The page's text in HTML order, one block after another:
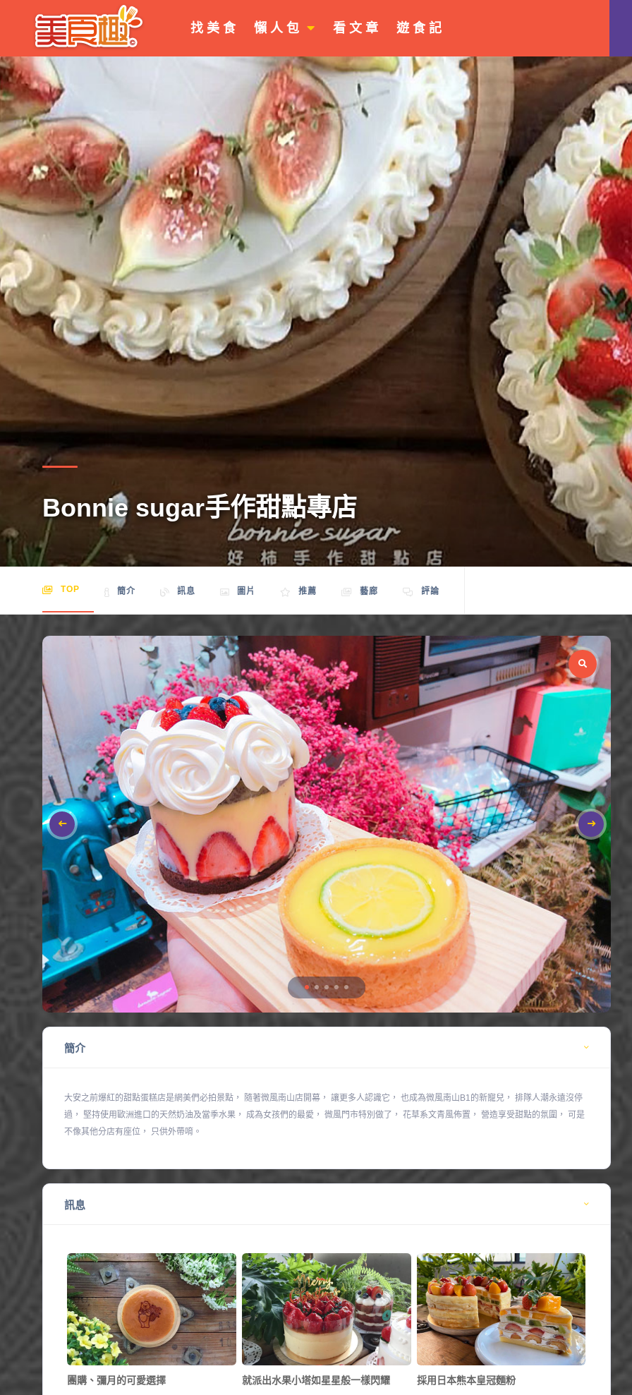
找 美 食 懶 人 包 看 文 章 遊 食 記
Bonnie sugar手作甜點專店
TOP 簡介 訊息 圖片 推薦 藝廊 評論
簡介
大安之前爆紅的甜點蛋糕店是網美們必拍景點， 隨著微風南山店開幕， 讓更多人認識它， 也成為微風南山B1的新寵兒， 排隊人潮永遠沒停
過， 堅持使用歐洲進口的天然奶油及當季水果， 成為女孩們的最愛， 微風門市特別做了， 花草系文青風佈置， 營造享受甜點的氛圍， 可是
不像其他分店有座位， 只供外帶唷。
訊息
團購、彌月的可愛選擇 就派出水果小塔如星星般一樣閃耀 採用日本熊本皇冠麵粉